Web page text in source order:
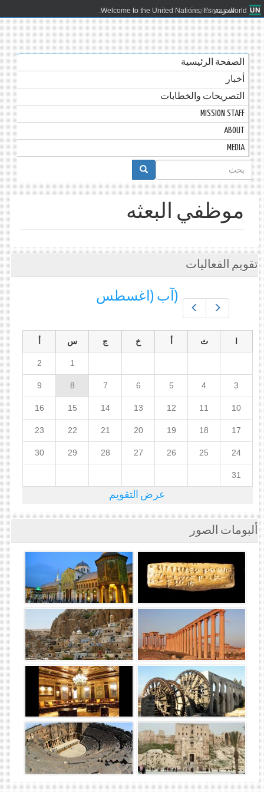
Welcome to the United Nations. It's your world.
العربية English
الصفحة الرئيسية
أخبار
التصريحات والخطابات
MISSION STAFF
ABOUT
MEDIA
استمارة
البحث
موظفي البعثه
تقويم الفعاليات
(آب (اغسطس
ث خ ج س
1
2
3
4
5
6
7
8
9
10
11
12
13
14
15
16
17
18
19
20
21
22
23
24
25
26
27
28
29
30
31
عرض التقويم
ألبومات الصور